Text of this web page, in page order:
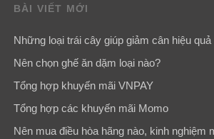
BÀI VIẾT MỚI
Những loại trái cây giúp giảm cân hiệu quả
Nên chọn ghế ăn dặm loại nào?
Tổng hợp khuyến mãi VNPAY
Tổng hợp các khuyến mãi Momo
Nên mua điều hòa hãng nào, kinh nghiệm